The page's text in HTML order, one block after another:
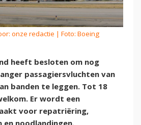
onze redactie | Foto: Boeing
heeft besloten om nog
passagiersvluchten van
banden te leggen. Tot 18
Er wordt een
voor repatriëring,